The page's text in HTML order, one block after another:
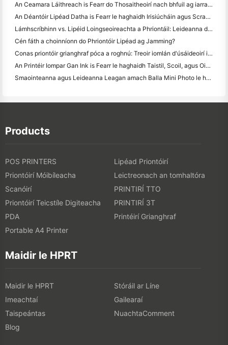
An Ceamara Láithreach is Fearr do Thosaitheoirí nach bhfuil ag iarraidh páipéar a chaitheamh
An Déantóir Lipéad Datha is Fearr le haghaidh Irisiúcháin agus Scrapbooking: Cuir Tuilleadh Datha le Gach Leathanach
Lámhscríbhinn vs. Lipéid Loingseoireachta a Phriontáil: Leideanna do Ghnólachtaí Beaga in 2026
Cén fáth a choinníonn do Phriontóir Lipéad ag Jamming?
Conas priontóir grianghraf póca a roghnú: Treoir iomlán d'úsáideoirí iris, taistil agus iPhone
An Printéir Iompar Gan Ink is Fearr le haghaidh Taistil, Scoil, agus Oibre Soghluaiste: Athbhreithniú Hanin MT620 Pro
Smaointeanna agus Leideanna Leagan amach Balla Mini Photo le haghaidh maisiú seomra leapa agus dormitory
Products
POS PRINTERS
Lipéad Priontóirí
Priontóirí Móibíleacha
Leictreonach an tomhaltóra
Scanóirí
PRINTIRÍ TTO
Priontóirí Teicstíle Digiteacha
PRINTIRÍ 3T
PDA
Printéirí Grianghraf
Portable A4 Printer
Maidir le HPRT
Maidir le HPRT
Stóráil ar Líne
Imeachtaí
Gailearaí
Taispeántas
NuachtaComment
Blog